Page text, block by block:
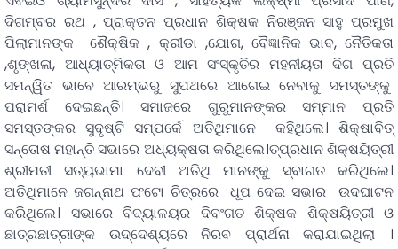
ଦିଗମ୍ବର ରଥ , ପ୍ରାକ୍ତନ ପ୍ରଧାନ ଶିକ୍ଷକ ନିରଞ୍ଜନ ସାହୁ ପ୍ରମୁଖ
ପିଲାମାନଙ୍କ ଶୈକ୍ଷିକ , କ୍ରୀଡା ,ଯୋଗ, ବୈଜ୍ଞାନିକ ଭାବ, ନୈତିକତା
,ଶୃଙ୍ଖଳା, ଆଧ୍ୟାତ୍ମିକତା ଓ ଆମ ସଂସ୍କୃତିର ମହନୀୟତା ଦିଗ ପ୍ରତି
ସମନ୍ୱିତ ଭାବେ ଆରମ୍ଭରୁ ସୁପଥରେ ଆଗେଇ ନେବାକୁ ସମସ୍ତଙ୍କୁ
ପରାମର୍ଶ ଦେଇଛନ୍ତି। ସମାଜରେ ଗୁରୁମାନଙ୍କର ସମ୍ମାନ ପ୍ରତି
ସମସ୍ତଙ୍କର ସୁଦୃଷ୍ଟି ସମ୍ପର୍କେ ଅତିଥିମାନେ କହିଥିଲେ। ଶିକ୍ଷାବିତ୍
ସନ୍ତୋଷ ମହାନ୍ତି ସଭାରେ ଅଧ୍ୟକ୍ଷତା କରିଥିଲେ।ତ୍ପ୍ରଧାନ ଶିକ୍ଷୟିତ୍ରୀ
ଶ୍ରୀମତୀ ସତ୍ୟଭାମା ଦେବୀ ଅତିଥି ମାନଙ୍କୁ ସ୍ବାଗତ କରିଥିଲେ।
ଅତିଥିମାନେ ଜଗନ୍ନାଥ ଫଟୋ ଚିତ୍ରରେ ଧୂପ ଦେଇ ସଭାର ଉଦଘାଟନ
କରିଥିଲେ। ସଭାରେ ବିଦ୍ୟାଳୟର ଦିବଂଗତ ଶିକ୍ଷକ ଶିକ୍ଷୟିତ୍ରୀ ଓ
ଛାତ୍ରଛାତ୍ରୀଙ୍କ ଉଦ୍ଦେଶ୍ୟରେ ନିରବ ପ୍ରାର୍ଥନା କରାଯାଇଥିଲା ।